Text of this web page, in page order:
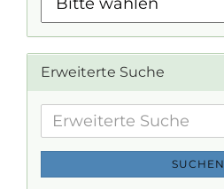
Erweiterte Suche
Erweiterte
Suche
SUCHEN